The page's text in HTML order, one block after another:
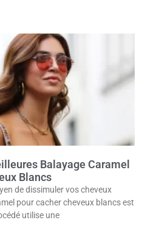
Balayage Caramel
Blancs
de dissimuler vos cheveux
pour cacher cheveux blancs est
utilise une